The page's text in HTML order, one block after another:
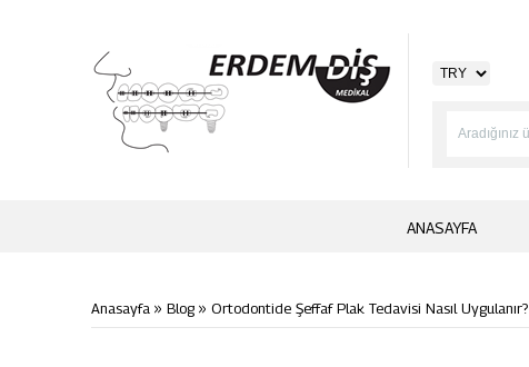
ANASAYFA
Anasayfa » Blog » Ortodontide Şeffaf Plak Tedavisi Nasıl Uygulanır?